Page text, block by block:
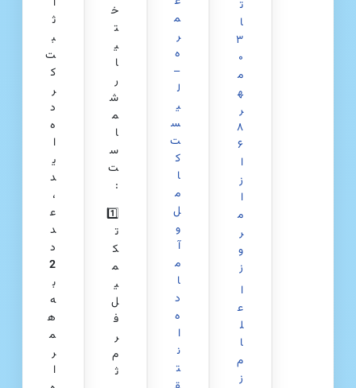
ت
ا
۳
۰
م
ه
ر
۸
۶
ا
ز
ا
م
ر
و
ز
ا
ع
ل
ا
م
ز
م
ر
ه
–
ل
ی
س
ت
ک
ا
م
ل
و
آ
م
ا
د
ه
ا
ن
ت
خ
ت
ی
ا
ر
ش
م
ا
س
ت
:
1️⃣
ت
ک
م
ی
ل
ف
ر
م
ث
ث
ب
ت
ک
ر
د
ه‌
ا
ی
د
،
ع
د
د
2
ب
ه
ه
م
ر
ا